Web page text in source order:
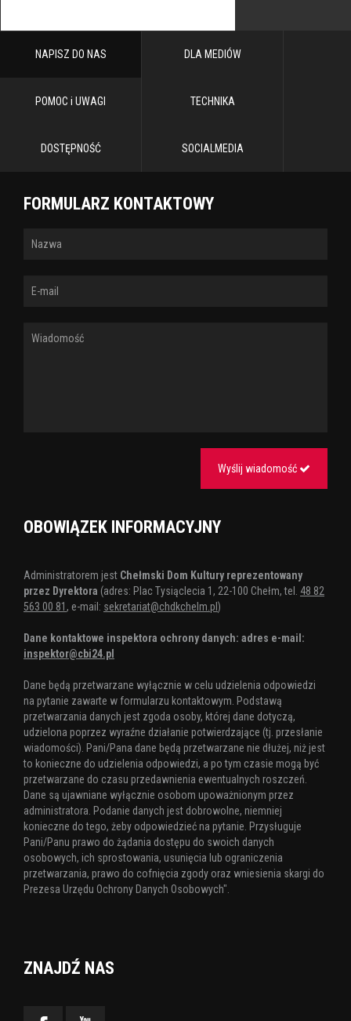
NAPISZ DO NAS DLA MEDIÓW
POMOC i UWAGI TECHNIKA
DOSTĘPNOŚĆ SOCIALMEDIA
FORMULARZ KONTAKTOWY
Wyślij wiadomość
OBOWIĄZEK INFORMACYJNY
Administratorem jest Chełmski Dom Kultury reprezentowany
przez Dyrektora (adres: Plac Tysiąclecia 1, 22-100 Chełm, tel. 48 82
563 00 81 , e-mail: sekretariat@chdkchelm.pl )
Dane kontaktowe inspektora ochrony danych: adres e-mail:
inspektor@cbi24.pl
Dane będą przetwarzane wyłącznie w celu udzielenia odpowiedzi
na pytanie zawarte w formularzu kontaktowym. Podstawą
przetwarzania danych jest zgoda osoby, której dane dotyczą,
udzielona poprzez wyraźne działanie potwierdzające (tj. przesłanie
wiadomości). Pani/Pana dane będą przetwarzane nie dłużej, niż jest
to konieczne do udzielenia odpowiedzi, a po tym czasie mogą być
przetwarzane do czasu przedawnienia ewentualnych roszczeń.
Dane są ujawniane wyłącznie osobom upoważnionym przez
administratora. Podanie danych jest dobrowolne, niemniej
konieczne do tego, żeby odpowiedzieć na pytanie. Przysługuje
Pani/Panu prawo do żądania dostępu do swoich danych
osobowych, ich sprostowania, usunięcia lub ograniczenia
przetwarzania, prawo do cofnięcia zgody oraz wniesienia skargi do
Prezesa Urzędu Ochrony Danych Osobowych".
ZNAJDŹ NAS